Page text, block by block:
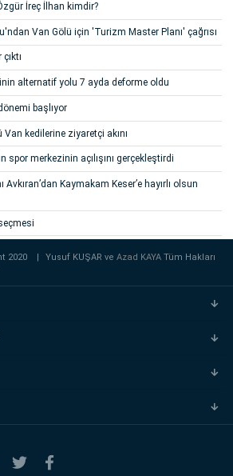
İreç İlhan kimdir?
Van Gölü için 'Turizm Master Planı' çağrısı
alternatif yolu 7 ayda deforme oldu
başlıyor
kedilerine ziyaretçi akını
spor merkezinin açılışını gerçekleştirdi
Kaymakam Keser’e hayırlı olsun
2020 Yusuf KUŞAR veAzad KAYATüm Hakları